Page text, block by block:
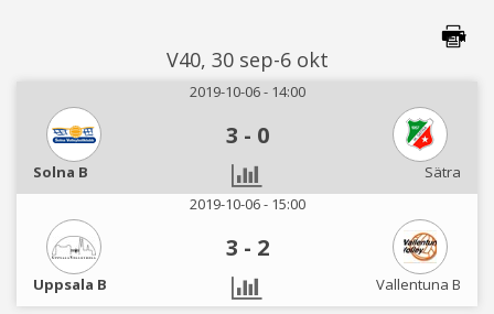
V40, 30 sep-6 okt
2019-10-06 - 14:00
3 - 0
Solna B
Sätra
2019-10-06 - 15:00
3 - 2
Uppsala B Vallentuna B